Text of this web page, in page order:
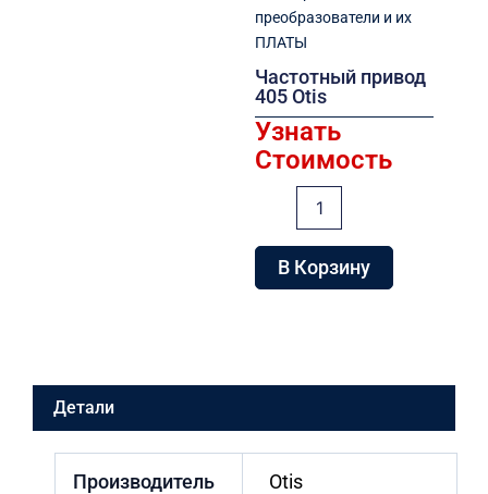
преобразователи и их
ПЛАТЫ
Частотный привод
405 Otis
Узнать
Стоимость
привод
405
В Корзину
Детали
Производитель Otis